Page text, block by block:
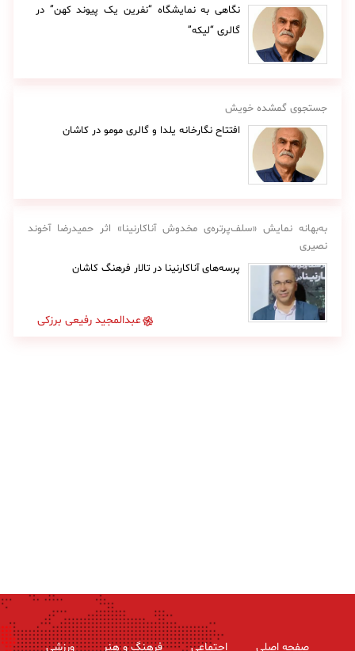
نگاهی به نمایشگاه “نفرین یک پیوند کهن” در
گالری “لیکه”
جستجوی گمشده خویش
افتتاح نگارخانه یلدا و گالری مومو در کاشان
به‌بهانه نمایش «سلف‌پرتره‌ی مخدوش آناکارنینا» اثر حمیدرضا آخوند
نصیری
پرسه‌های آناکارنینا در تالار فرهنگ کاشان
عبدالمجید رفیعی برزکی
صفحه اصلی اجتماعی فرهنگ و هنر ورزشی